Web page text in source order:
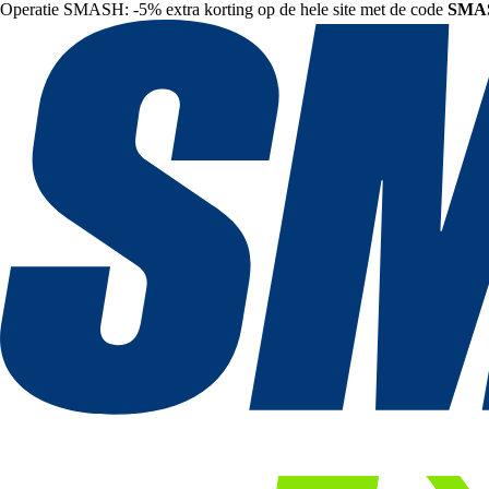
Operatie SMASH: -5% extra korting op de hele site met de code